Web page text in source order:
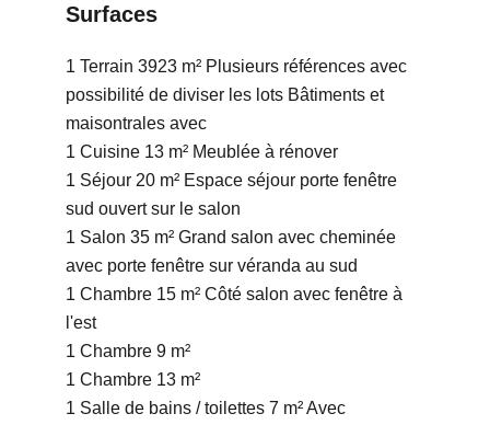
Surfaces
1 Terrain 3923 m² Plusieurs références avec
possibilité de diviser les lots Bâtiments et
maisontrales avec
1 Cuisine 13 m² Meublée à rénover
1 Séjour 20 m² Espace séjour porte fenêtre
sud ouvert sur le salon
1 Salon 35 m² Grand salon avec cheminée
avec porte fenêtre sur véranda au sud
1 Chambre 15 m² Côté salon avec fenêtre à
l'est
1 Chambre 9 m²
1 Chambre 13 m²
1 Salle de bains / toilettes 7 m²Avec